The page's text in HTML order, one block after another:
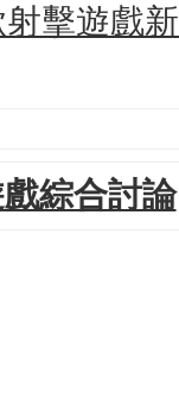
射擊遊戲
綜合討論